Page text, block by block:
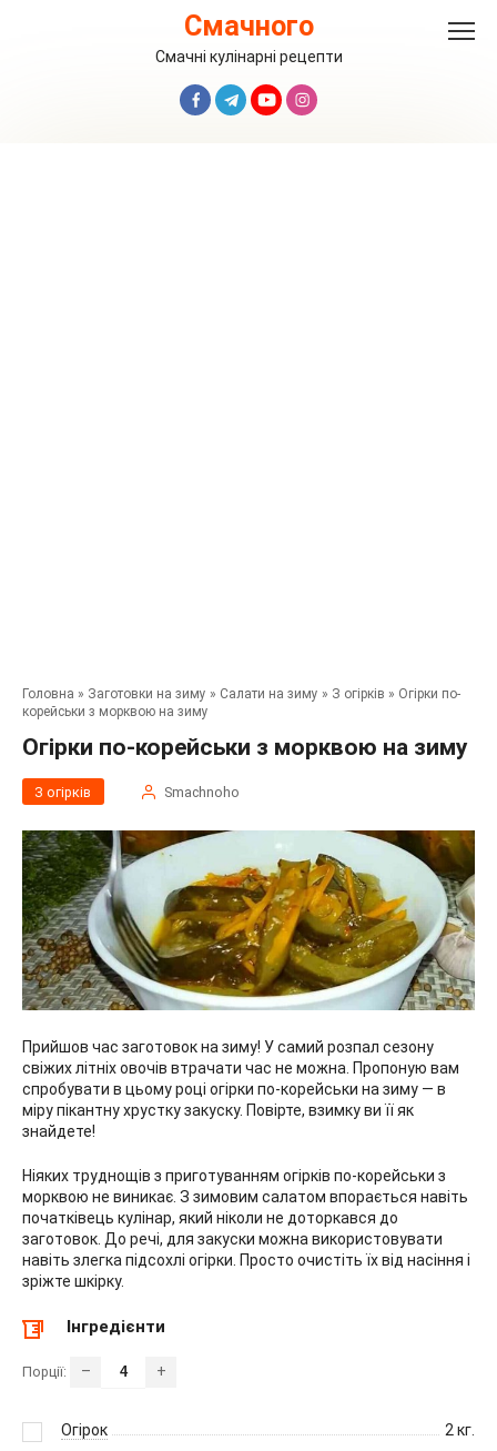
Смачного
Смачні кулінарні рецепти
Головна » Заготовки на зиму » Салати на зиму » З огірків » Огірки по-
корейськи з морквою на зиму
Огірки по-корейськи з морквою на зиму
З огірків Smachnoho
Прийшов час заготовок на зиму! У самий розпал сезону
свіжих літніх овочів втрачати час не можна. Пропоную вам
спробувати в цьому році огірки по-корейськи на зиму — в
міру пікантну хрустку закуску. Повірте, взимку ви її як
знайдете!
Ніяких труднощів з приготуванням огірків по-корейськи з
морквою не виникає. З зимовим салатом впорається навіть
початківець кулінар, який ніколи не доторкався до
заготовок. До речі, для закуски можна використовувати
навіть злегка підсохлі огірки. Просто очистіть їх від насіння і
зріжте шкірку.
Інгредієнти
Порції: – +
Огірок 2 кг.